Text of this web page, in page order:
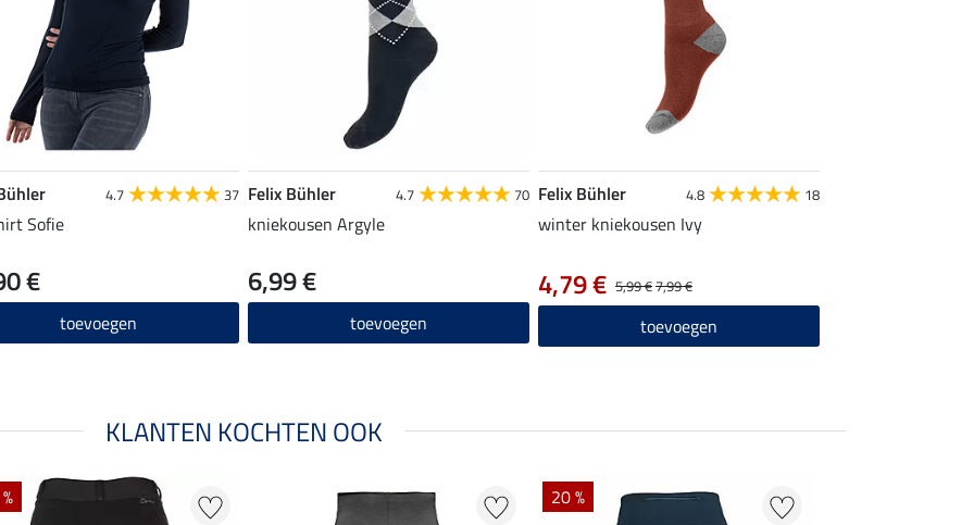
4.7 37
Sofie
€
toevoegen
Felix Bühler 4.7 70
kniekousen Argyle
6,99 €
toevoegen
Felix Bühler 4.8 18
winter kniekousen Ivy
5,99 €7,99 €
4,79 €
toevoegen
KLANTEN KOCHTEN OOK
20 %